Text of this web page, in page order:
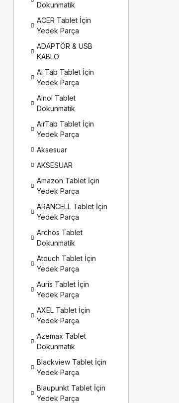
Dokunmatik
ACER Tablet İçin
Yedek Parça
ADAPTÖR & USB
KABLO
Ai Tab Tablet İçin
Yedek Parça
Ainol Tablet
Dokunmatik
AirTab Tablet İçin
Yedek Parça
Aksesuar
AKSESUAR
Amazon Tablet İçin
Yedek Parça
ARANCELL Tablet İçin
Yedek Parça
Archos Tablet
Dokunmatik
Atouch Tablet İçin
Yedek Parça
Auris Tablet İçin
Yedek Parça
AXEL Tablet İçin
Yedek Parça
Azemax Tablet
Dokunmatik
Blackview Tablet İçin
Yedek Parça
Blaupunkt Tablet İçin
Yedek Parça